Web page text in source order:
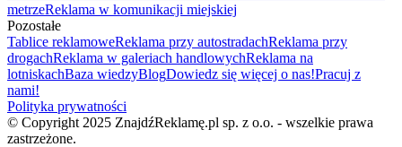
metrzeReklama w komunikacji miejskiej
Pozostałe
Tablice reklamoweReklama przy autostradachReklama przy
drogachReklama w galeriach handlowychReklama na
lotniskachBaza wiedzyBlogDowiedz się więcej o nas!Pracuj z
nami!
Polityka prywatności
© Copyright 2025 ZnajdźReklamę.pl sp. z o.o. - wszelkie prawa
zastrzeżone.